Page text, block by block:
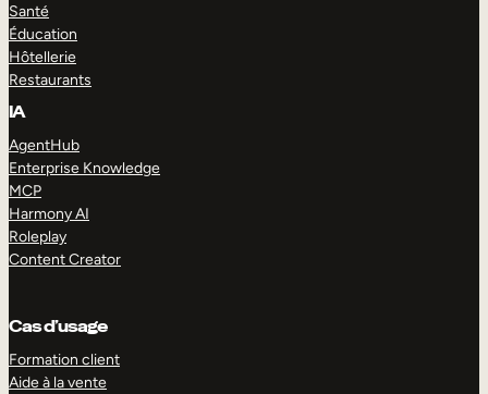
Santé
Éducation
Hôtellerie
Restaurants
IA
AgentHub
Enterprise Knowledge
MCP
Harmony AI
Roleplay
Content Creator
Cas d’usage
Formation client
Aide à la vente